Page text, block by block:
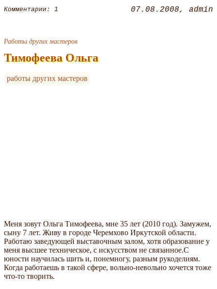
Комментарии: 1 07.08.2008 admin
Работы других мастеров
Тимофеева Ольга
работы других мастеров
Меня зовут Ольга Тимофеева, мне 35 лет (2010 год). Замужем,
сыну 7 лет. Живу в городе Черемхово Иркутской области.
Работаю заведующей выставочным залом, хотя образование у
меня высшее техническое, с искусством не связанное.С
юности научилась шить и, понемногу, разным рукоделиям.
Когда работаешь в такой сфере, вольно-невольно хочется тоже
что-то творить.